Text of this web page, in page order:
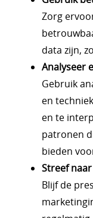
Zorg
data zijn,
Analyseer
Gebruik
en
en te
patronen
bieden
Streef
Blijf de